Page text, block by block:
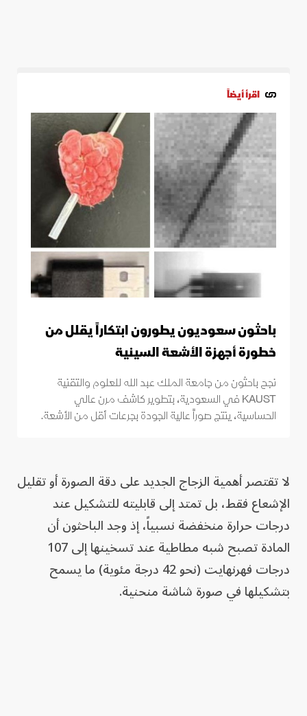
اقرأ أيضاً
باحثون سعوديون يطورون ابتكاراً يقلل من
خطورة أجهزة الأشعة السينية
نجح باحثون من جامعة الملك عبد الله للعلوم والتقنية
KAUST في السعودية، بتطوير كاشف مرن عالي
الحساسية، ينتج صوراً عالية الجودة بجرعات أقل من الأشعة.
لا تقتصر أهمية الزجاج الجديد على دقة الصورة أو تقليل
الإشعاع فقط، بل تمتد إلى قابليته للتشكيل عند
درجات حرارة منخفضة نسبياً، إذ وجد الباحثون أن
المادة تصبح شبه مطاطية عند تسخينها إلى 107
درجات فهرنهايت (نحو 42 درجة مئوية) ما يسمح
بتشكيلها في صورة شاشة منحنية.